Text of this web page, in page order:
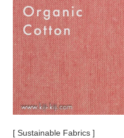
[ Sustainable Fabrics ]